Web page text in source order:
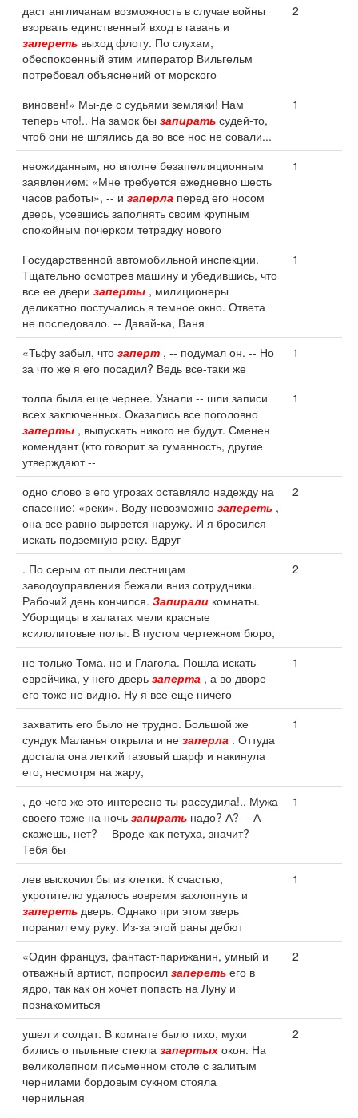
даст англичанам возможность в случае войны
взорвать единственный вход в гавань и
запереть выход флоту. По слухам,
обеспокоенный этим император Вильгельм
потребовал объяснений от морского
2
виновен!» Мы-де с судьями земляки! Нам
теперь что!.. На замок бы запирать судей-то,
чтоб они не шлялись да во все нос не совали...
1
неожиданным, но вполне безапелляционным
заявлением: «Мне требуется ежедневно шесть
часов работы», -- и заперла перед его носом
дверь, усевшись заполнять своим крупным
спокойным почерком тетрадку нового
1
Государственной автомобильной инспекции.
Тщательно осмотрев машину и убедившись, что
все ее двери заперты , милиционеры
деликатно постучались в темное окно. Ответа
не последовало. -- Давай-ка, Ваня
1
«Тьфу забыл, что заперт , -- подумал он. -- Но
за что же я его посадил? Ведь все-таки же
1
толпа была еще чернее. Узнали -- шли записи
всех заключенных. Оказались все поголовно
заперты , выпускать никого не будут. Сменен
комендант (кто говорит за гуманность, другие
утверждают --
1
одно слово в его угрозах оставляло надежду на
спасение: «реки». Воду невозможно запереть ,
она все равно вырвется наружу. И я бросился
искать подземную реку. Вдруг
2
. По серым от пыли лестницам
заводоуправления бежали вниз сотрудники.
Рабочий день кончился. Запирали комнаты.
Уборщицы в халатах мели красные
ксилолитовые полы. В пустом чертежном бюро,
2
не только Тома, но и Глагола. Пошла искать
еврейчика, у него дверь заперта , а во дворе
его тоже не видно. Ну я все еще ничего
1
захватить его было не трудно. Большой же
сундук Маланья открыла и не заперла . Оттуда
достала она легкий газовый шарф и накинула
его, несмотря на жару,
1
, до чего же это интересно ты рассудила!.. Мужа
своего тоже на ночь запирать надо? А? -- А
скажешь, нет? -- Вроде как петуха, значит? --
Тебя бы
1
лев выскочил бы из клетки. К счастью,
укротителю удалось вовремя захлопнуть и
запереть дверь. Однако при этом зверь
поранил ему руку. Из-за этой раны дебют
1
«Один француз, фантаст-парижанин, умный и
отважный артист, попросил запереть его в
ядро, так как он хочет попасть на Луну и
познакомиться
2
ушел и солдат. В комнате было тихо, мухи
бились о пыльные стекла запертых окон. На
великолепном письменном столе с залитым
чернилами бордовым сукном стояла
чернильная
2